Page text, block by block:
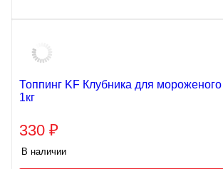
Топпинг KF Клубника для
1кг
330 ₽
В наличии